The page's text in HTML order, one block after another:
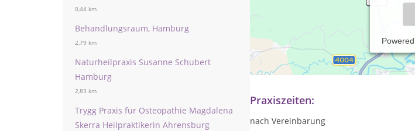
0,44 km
Behandlungsraum, Hamburg
2,79 km
Naturheilpraxis Susanne Schubert
Hamburg
2,83 km
Trygg Praxis für Osteopathie Magdalena
Skerra Heilpraktikerin Ahrensburg
TRAUMAWANDEL
körperorientierte Traumatherapie
Praxiszeiten:
nach Vereinbarung